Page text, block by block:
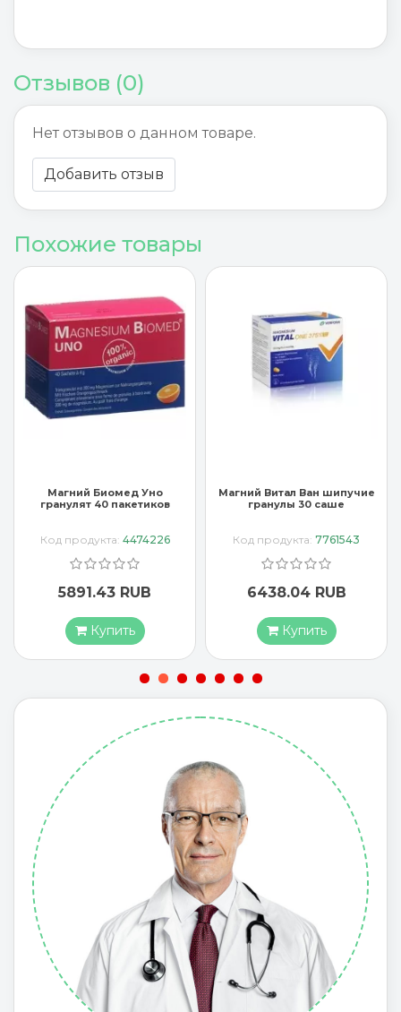
Отзывов (0)
Нет отзывов о данном товаре.
Добавить отзыв
Похожие товары
Магний Витал Ван шипучие
гранулы 30 саше
Код продукта:7761543
6438.04 RUB
Купить
Магний Диаспорал Актив
250 мг 20 шипучих
Код продукта:4862299
3760.20 RUB
Купить